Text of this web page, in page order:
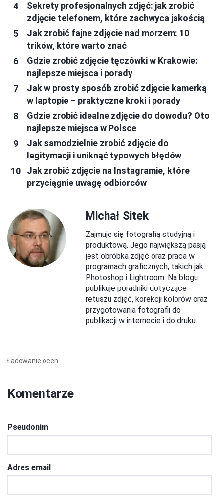
Sekrety profesjonalnych zdjęć: jak zrobić
zdjęcie telefonem, które zachwyca jakością
Jak zrobić fajne zdjęcie nad morzem: 10
trików, które warto znać
Gdzie zrobić zdjęcie tęczówki w Krakowie:
najlepsze miejsca i porady
Jak w prosty sposób zrobić zdjęcie kamerką
w laptopie – praktyczne kroki i porady
Gdzie zrobić idealne zdjęcie do dowodu? Oto
najlepsze miejsca w Polsce
Jak samodzielnie zrobić zdjęcie do
legitymacji i uniknąć typowych błędów
Jak zrobić zdjęcie na Instagramie, które
przyciągnie uwagę odbiorców
Michał Sitek
Zajmuje się fotografią studyjną i
produktową. Jego największą pasją
jest obróbka zdjęć oraz praca w
programach graficznych, takich jak
Photoshop i Lightroom. Na blogu
publikuje poradniki dotyczące
retuszu zdjęć, korekcji kolorów oraz
przygotowania fotografii do
publikacji w internecie i do druku.
Ładowanie ocen...
Komentarze
Pseudonim
Adres email